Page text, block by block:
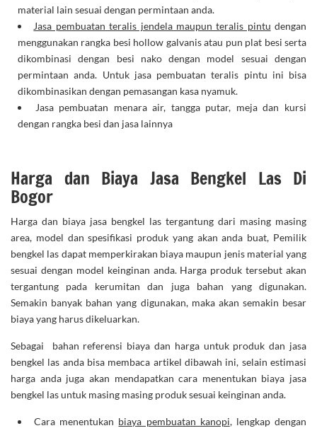
material lain sesuai dengan permintaan anda.
Jasa pembuatan teralis jendela maupun teralis pintu dengan
menggunakan rangka besi hollow galvanis atau pun plat besi serta
dikombinasi dengan besi nako dengan model sesuai dengan
permintaan anda. Untuk jasa pembuatan teralis pintu ini bisa
dikombinasikan dengan pemasangan kasa nyamuk.
Jasa pembuatan menara air, tangga putar, meja dan kursi
dengan rangka besi dan jasa lainnya
Harga dan Biaya Jasa Bengkel Las Di
Bogor
Harga dan biaya jasa bengkel las tergantung dari masing masing
area, model dan spesifikasi produk yang akan anda buat, Pemilik
bengkel las dapat memperkirakan biaya maupun jenis material yang
sesuai dengan model keinginan anda. Harga produk tersebut akan
tergantung pada kerumitan dan juga bahan yang digunakan.
Semakin banyak bahan yang digunakan, maka akan semakin besar
biaya yang harus dikeluarkan.
Sebagai bahan referensi biaya dan harga untuk produk dan jasa
bengkel las anda bisa membaca artikel dibawah ini, selain estimasi
harga anda juga akan mendapatkan cara menentukan biaya jasa
bengkel las untuk masing masing produk sesuai keinginan anda.
Cara menentukan biaya pembuatan kanopi, lengkap dengan